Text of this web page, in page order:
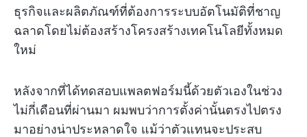
ธุรกิจและผลิตภัณฑ์ที่ต้องการระบบอัตโนมัติที่ชาญ
ฉลาดโดยไม่ต้องสร้างโครงสร้างเทคโนโลยีทั้งหมด
ใหม่
หลังจากที่ได้ทดสอบแพลตฟอร์มนี้ด้วยตัวเองในช่วง
ไม่กี่เดือนที่ผ่านมา ผมพบว่าการตั้งค่านั้นตรงไปตรง
มาอย่างน่าประหลาดใจ แม้ว่าตัวแทนจะประสบ